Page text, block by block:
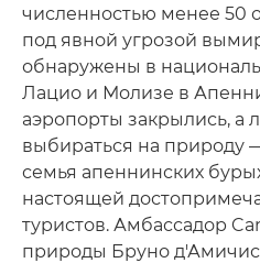
численностью менее 50
под явной угрозой
обнаружены в
Лацио и Молизе в
аэропорты закрылись, а
выбираться на природу
семья апеннинских
настоящей
туристов. Амбассадор
природы Бруно д'Амичис